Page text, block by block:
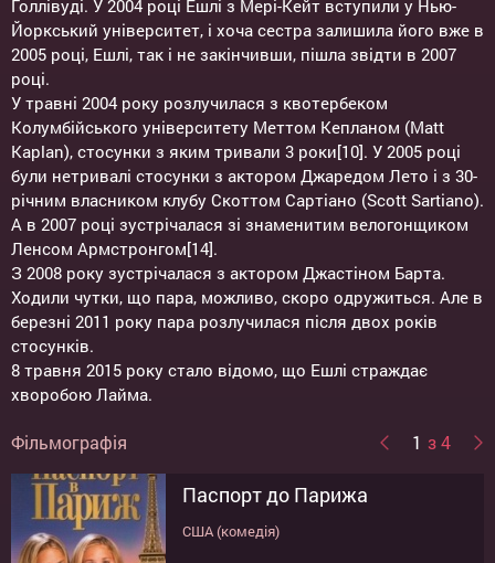
Голлівуді. У 2004 році Ешлі з Мері-Кейт вступили у Нью-
Йоркський університет, і хоча сестра залишила його вже в
2005 році, Ешлі, так і не закінчивши, пішла звідти в 2007
році.
У травні 2004 року розлучилася з квотербеком
Колумбійського університету Меттом Кепланом (Matt
Kaplan), стосунки з яким тривали 3 роки[10]. У 2005 році
були нетривалі стосунки з актором Джаредом Лето і з 30-
річним власником клубу Скоттом Сартіано (Scott Sartiano).
А в 2007 році зустрічалася зі знаменитим велогонщиком
Ленсом Армстронгом[14].
З 2008 року зустрічалася з актором Джастіном Барта.
Ходили чутки, що пара, можливо, скоро одружиться. Але в
березні 2011 року пара розлучилася після двох років
стосунків.
8 травня 2015 року стало відомо, що Ешлі страждає
хворобою Лайма.
Фільмографія 1 з 4
Паспорт до Парижа
США (комедія)
Сонячні канікули
США (комедія)
Рот на замок!
США, Австралия (комедія)
Двое: Я и моя тень
США (комедія)